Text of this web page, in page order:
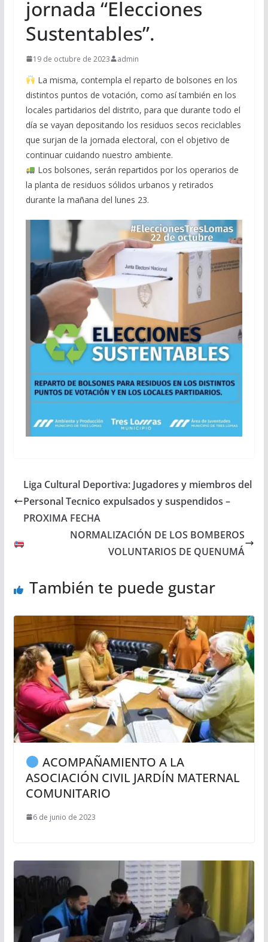
jornada “Elecciones
Sustentables”.
19 de octubre de 2023 admin
La misma, contempla el reparto de bolsones en los
distintos puntos de votación, como así también en los
locales partidarios del distrito, para que durante todo el
día se vayan depositando los residuos secos reciclables
que surjan de la jornada electoral, con el objetivo de
continuar cuidando nuestro ambiente.
Los bolsones, serán repartidos por los operarios de
la planta de residuos sólidos urbanos y retirados
durante la mañana del lunes 23.
Liga Cultural Deportiva: Jugadores y miembros del
Personal Tecnico expulsados y suspendidos –
PROXIMA FECHA
NORMALIZACIÓN DE LOS BOMBEROS
VOLUNTARIOS DE QUENUMÁ
También te puede gustar
ACOMPAÑAMIENTO A LA
ASOCIACIÓN CIVIL JARDÍN MATERNAL
COMUNITARIO
6 de junio de 2023